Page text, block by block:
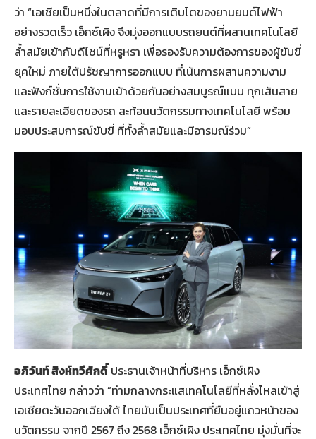
ว่า “เอเชียเป็นหนึ่งในตลาดที่มีการเติบโตของยานยนต์ไฟฟ้า
อย่างรวดเร็ว เอ็กซ์เผิง จึงมุ่งออกแบบรถยนต์ที่ผสานเทคโนโลยี
ล้ำสมัยเข้ากับดีไซน์ที่หรูหรา เพื่อรองรับความต้องการของผู้ขับขี่
ยุคใหม่ ภายใต้ปรัชญาการออกแบบ ที่เน้นการผสานความงาม
และฟังก์ชั่นการใช้งานเข้าด้วยกันอย่างสมบูรณ์แบบ ทุกเส้นสาย
และรายละเอียดของรถ สะท้อนนวัตกรรมทางเทคโนโลยี พร้อม
มอบประสบการณ์ขับขี่ ที่ทั้งล้ำสมัยและมีอารมณ์ร่วม”
อภิวันท์ สิงห์ทวีศักดิ์ประธานเจ้าหน้าที่บริหาร เอ็กซ์เผิง
ประเทศไทย กล่าวว่า “ท่ามกลางกระแสเทคโนโลยีที่หลั่งไหลเข้าสู่
เอเชียตะวันออกเฉียงใต้ ไทยนับเป็นประเทศที่ยืนอยู่แถวหน้าของ
นวัตกรรม จากปี 2567 ถึง 2568 เอ็กซ์เผิง ประเทศไทย มุ่งมั่นที่จะ